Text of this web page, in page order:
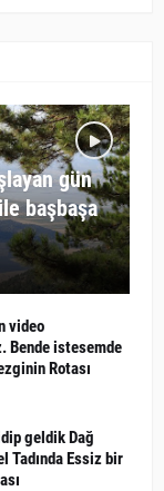
gün
başbaşa
video
Bende istesemde
Rotası
geldik Dağ
Tadında Essiz bir